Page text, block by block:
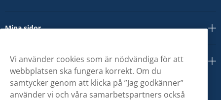
Mina sidor
Om oss
Vi använder cookies som är nödvändiga för att
webbplatsen ska fungera korrekt. Om du
samtycker genom att klicka på ”Jag godkänner”
använder vi och våra samarbetspartners också